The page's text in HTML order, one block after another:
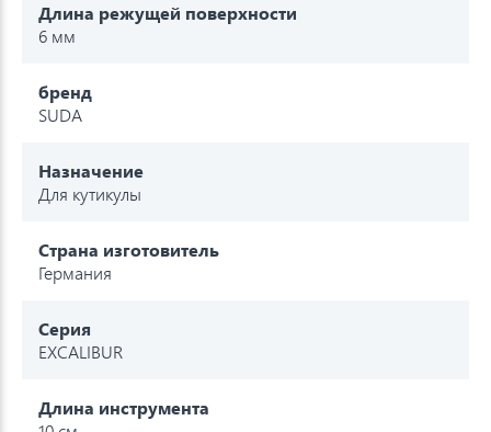
Длина режущей поверхности
6 мм
бренд
SUDA
Назначение
Для кутикулы
Страна изготовитель
Германия
Серия
EXCALIBUR
Длина инструмента